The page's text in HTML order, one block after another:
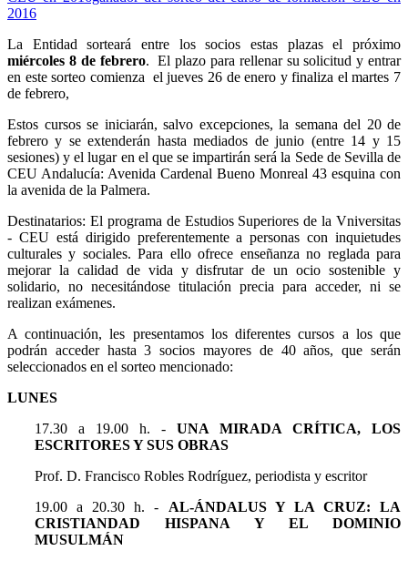
2016
La Entidad sorteará entre los socios estas plazas el próximo
miércoles 8 de febrero. El plazo para rellenar su solicitud y entrar
en este sorteo comienza el jueves 26 de enero y finaliza el martes 7
de febrero,
Estos cursos se iniciarán, salvo excepciones, la semana del 20 de
febrero y se extenderán hasta mediados de junio (entre 14 y 15
sesiones) y el lugar en el que se impartirán será la Sede de Sevilla de
CEU Andalucía: Avenida Cardenal Bueno Monreal 43 esquina con
la avenida de la Palmera.
Destinatarios: El programa de Estudios Superiores de la Vniversitas
- CEU está dirigido preferentemente a personas con inquietudes
culturales y sociales. Para ello ofrece enseñanza no reglada para
mejorar la calidad de vida y disfrutar de un ocio sostenible y
solidario, no necesitándose titulación precia para acceder, ni se
realizan exámenes.
A continuación, les presentamos los diferentes cursos a los que
podrán acceder hasta 3 socios mayores de 40 años, que serán
seleccionados en el sorteo mencionado:
LUNES
17.30 a 19.00 h. - UNA MIRADA CRÍTICA, LOS
ESCRITORES Y SUS OBRAS
Prof. D. Francisco Robles Rodríguez, periodista y escritor
19.00 a 20.30 h. - AL-ÁNDALUS Y LA CRUZ: LA
CRISTIANDAD HISPANA Y EL DOMINIO
MUSULMÁN